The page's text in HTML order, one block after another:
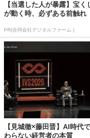
【当選した人が暴露】宝く
が動く時、必ずある前触れ
PR(合同会社デジタルファーム )
【見城徹×藤田晋】AI時代
わらない経営者の本質